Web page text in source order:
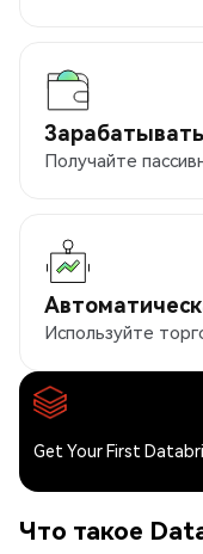
Зарабатывать
Получайте
Используйте
Get Your First
Что такое